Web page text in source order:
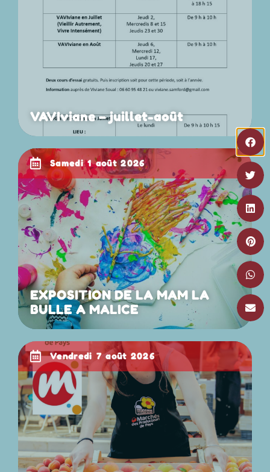
VAVIviane – juillet-août
samedi 1 août 2026
EXPOSITION DE LA MAM LA
BULLE A MALICE
vendredi 7 août 2026